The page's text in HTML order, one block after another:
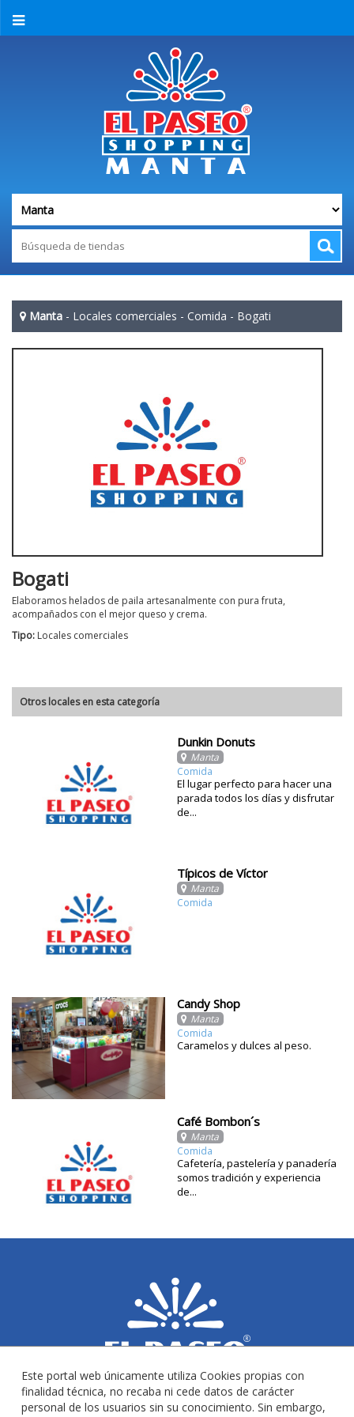
Manta - Locales comerciales - Comida - Bogati
Bogati
Elaboramos helados de paila artesanalmente con pura fruta,
acompañados con el mejor queso y crema.
Tipo: Locales comerciales
Otros locales en esta categoría
Dunkin Donuts
Manta
Comida
El lugar perfecto para hacer una
parada todos los días y disfrutar
de...
Típicos de Víctor
Manta
Comida
Candy Shop
Manta
Comida
Caramelos y dulces al peso.
Café Bombon´s
Manta
Comida
Cafetería, pastelería y panadería
somos tradición y experiencia
de...
Este portal web únicamente utiliza Cookies propias con
finalidad técnica, no recaba ni cede datos de carácter
personal de los usuarios sin su conocimiento. Sin embargo,